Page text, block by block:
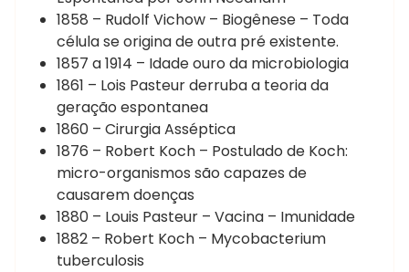
1858 – Rudolf Vichow – Biogênese – Toda
célula se origina de outra pré existente.
1857 a 1914 – Idade ouro da microbiologia
1861 – Lois Pasteur derruba a teoria da
geração espontanea
1860 – Cirurgia Asséptica
1876 – Robert Koch – Postulado de Koch:
micro-organismos são capazes de
causarem doenças
1880 – Louis Pasteur – Vacina – Imunidade
1882 – Robert Koch – Mycobacterium
tuberculosis